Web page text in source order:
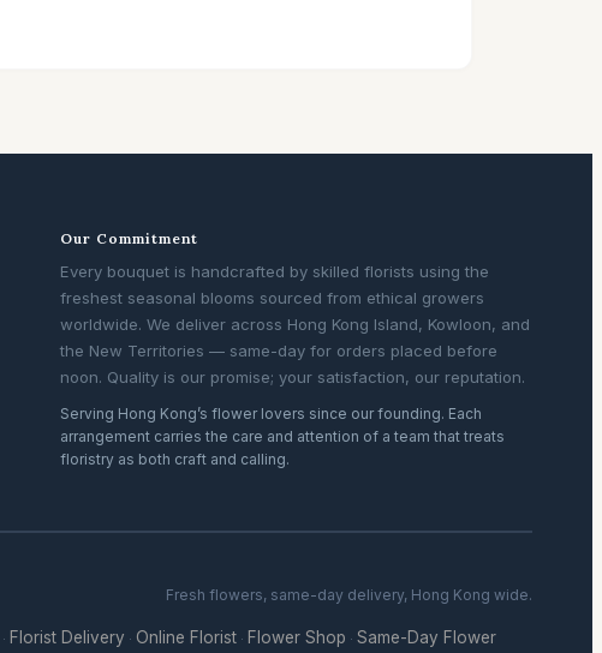
Our Commitment
Every bouquet is handcrafted by skilled florists using the
freshest seasonal blooms sourced from ethical growers
worldwide. We deliver across Hong Kong Island, Kowloon, and
the New Territories — same-day for orders placed before
noon. Quality is our promise; your satisfaction, our reputation.
Serving Hong Kong’s flower lovers since our founding. Each
arrangement carries the care and attention of a team that treats
floristry as both craft and calling.
Fresh flowers, same-day delivery, Hong Kong wide.
· Florist Delivery · Online Florist · Flower Shop · Same-Day Flower